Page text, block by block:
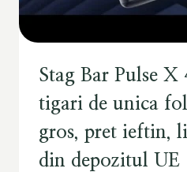
Stag Bar Pulse
tigari de unica
gros, pret ieftin,
din depozitul UE